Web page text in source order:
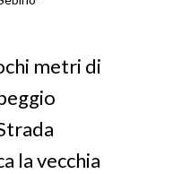
metri di
la vecchia